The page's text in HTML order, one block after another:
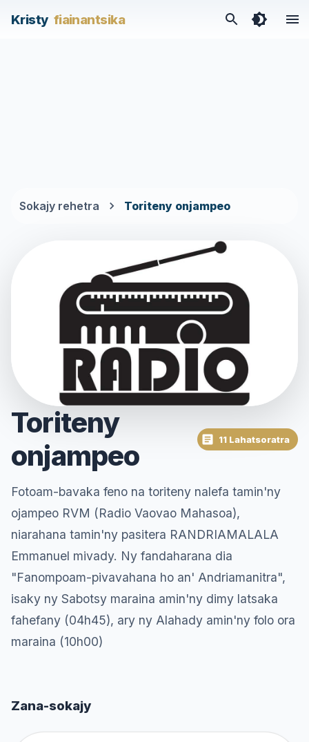
Kristy fiainantsika
Sokajy rehetra Toriteny onjampeo
Toriteny
onjampeo
11 Lahatsoratra
Fotoam-bavaka feno na toriteny nalefa tamin'ny
ojampeo RVM (Radio Vaovao Mahasoa),
niarahana tamin'ny pasitera RANDRIAMALALA
Emmanuel mivady. Ny fandaharana dia
"Fanompoam-pivavahana ho an' Andriamanitra",
isaky ny Sabotsy maraina amin'ny dimy latsaka
fahefany (04h45), ary ny Alahady amin'ny folo ora
maraina (10h00)
Zana-sokajy